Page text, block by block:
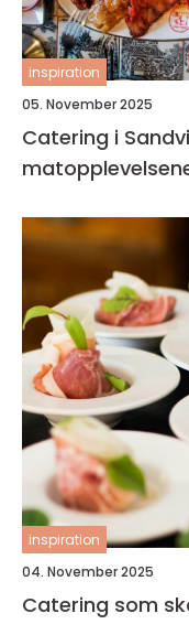
inspiration
05. November 2025
Catering i
inspiration
04. November 2025
Catering som